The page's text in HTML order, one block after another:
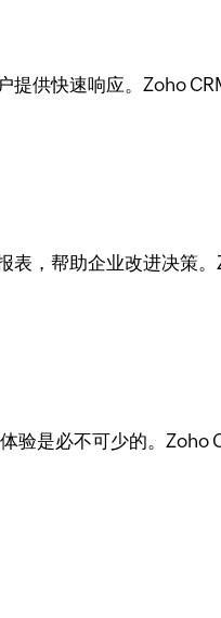
供快速响应。Zoho
，帮助企业改进决策
验是必不可少的。Zoho